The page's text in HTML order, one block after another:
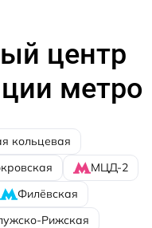
центр
метро
кольцевая
МЦД-2
Филёвская
Рижская